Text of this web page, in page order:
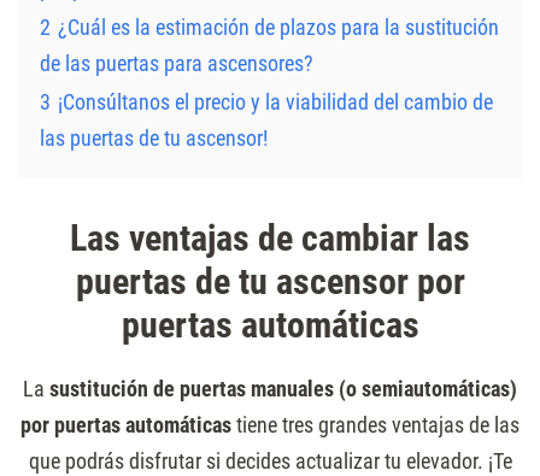
2 ¿Cuál es la estimación de plazos para la sustitución
de las puertas para ascensores?
3 ¡Consúltanos el precio y la viabilidad del cambio de
las puertas de tu ascensor!
Las ventajas de cambiar las
puertas de tu ascensor por
puertas automáticas
La sustitución de puertas manuales (o semiautomáticas)
por puertas automáticastiene tres grandes ventajas de las
que podrás disfrutar si decides actualizar tu elevador. ¡Te